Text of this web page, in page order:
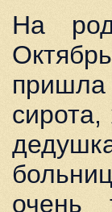
На